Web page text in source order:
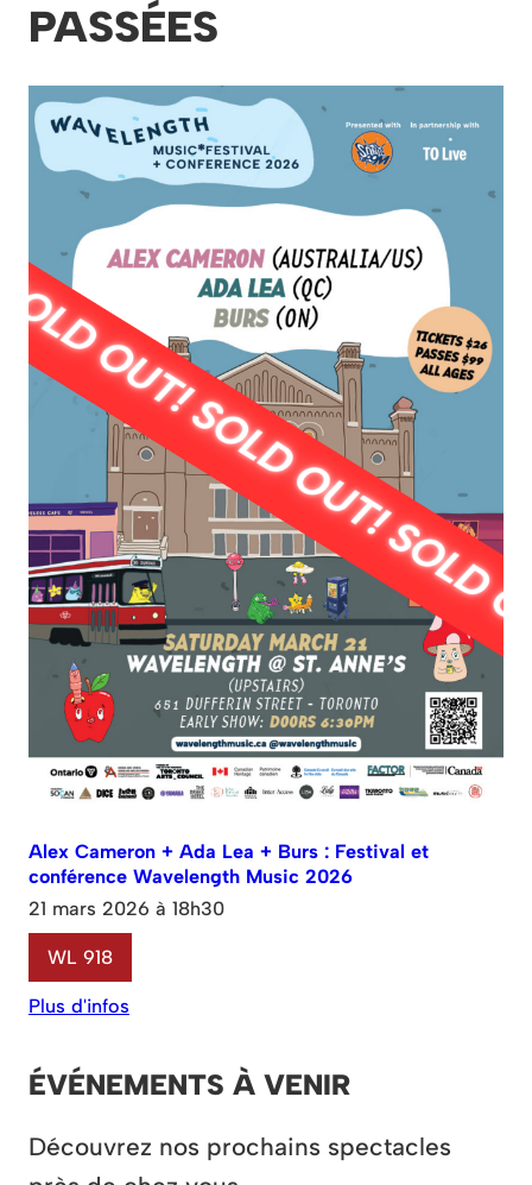
PASSÉES
Alex Cameron + Ada Lea + Burs : Festival et
conférence Wavelength Music 2026
21 mars 2026 à 18h30
WL 918
Plus d'infos
ÉVÉNEMENTS À VENIR
Découvrez nos prochains spectacles